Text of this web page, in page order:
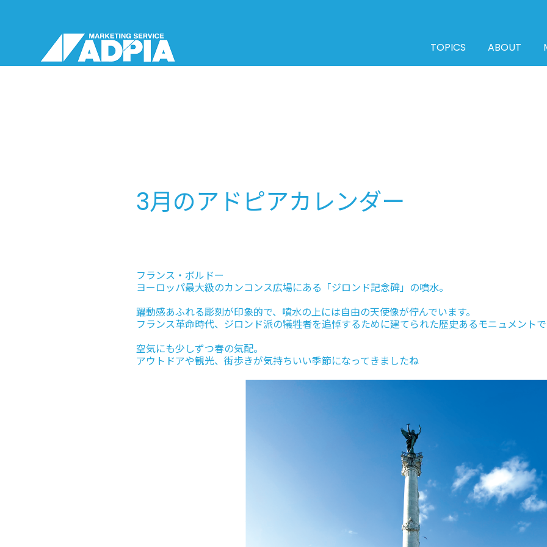
TOPICS ABOUT
3月のアドピアカレンダー
フランス・ボルドー
ヨーロッパ最大級のカンコンス広場にある「ジロンド記念碑」の噴水。
躍動感あふれる彫刻が印象的で、噴水の上には自由の天使像が佇んでいます。
フランス革命時代、ジロンド派の犠牲者を追悼するために建てられた歴史あるモニュメント
空気にも少しずつ春の気配。
アウトドアや観光、街歩きが気持ちいい季節になってきましたね